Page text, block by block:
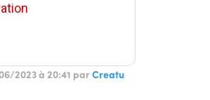
2023 à 20:41 parCreatu